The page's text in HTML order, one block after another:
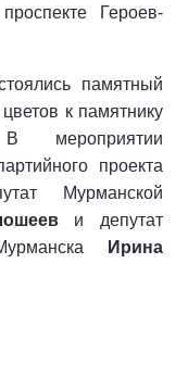
Героев-
памятный
к памятнику
В мероприятии
проекта
Мурманской
и депутат
Ирина